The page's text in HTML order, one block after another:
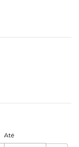
Até